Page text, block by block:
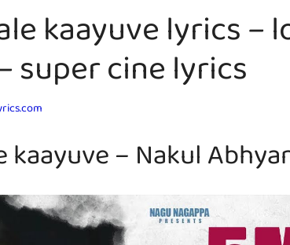
kaayuve lyrics –
super cine lyrics
– Nakul